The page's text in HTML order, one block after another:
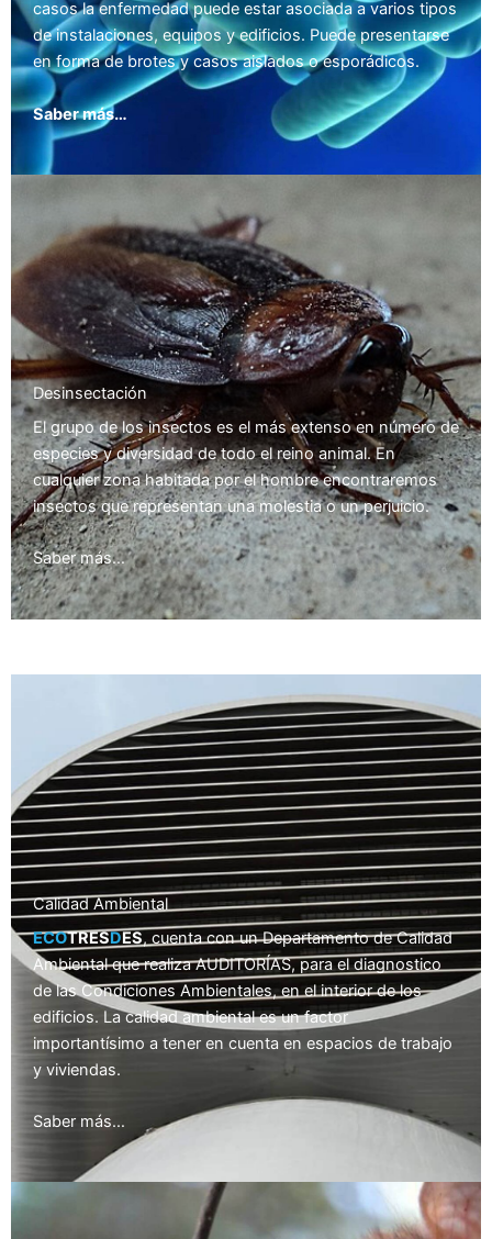
casos la enfermedad puede estar asociada a varios tipos
de instalaciones, equipos y edificios. Puede presentarse
en forma de brotes y casos aislados o esporádicos.
Saber más…
Desinsectación
El grupo de los insectos es el más extenso en número de
especies y diversidad de todo el reino animal. En
cualquier zona habitada por el hombre encontraremos
insectos que representan una molestia o un perjuicio.
Saber más…
Calidad Ambiental
ECOTRESDES, cuenta con un Departamento de Calidad
Ambiental que realiza AUDITORÍAS, para el diagnostico
de las Condiciones Ambientales, en el interior de los
edificios. La calidad ambiental es un factor
importantísimo a tener en cuenta en espacios de trabajo
y viviendas.
Saber más…